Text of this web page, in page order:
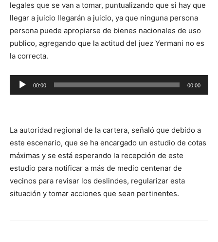
legales que se van a tomar, puntualizando que si hay que
llegar a juicio llegarán a juicio, ya que ninguna persona
persona puede apropiarse de bienes nacionales de uso
publico, agregando que la actitud del juez Yermani no es
la correcta.
Reproductor
de
00:00 00:00
La autoridad regional de la cartera, señaló que debido a
este escenario, que se ha encargado un estudio de cotas
máximas y se está esperando la recepción de este
estudio para notificar a más de medio centenar de
vecinos para revisar los deslindes, regularizar esta
situación y tomar acciones que sean pertinentes.